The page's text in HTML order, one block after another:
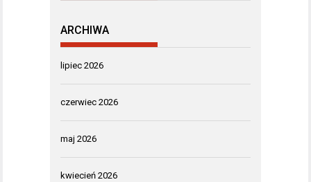
ARCHIWA
lipiec 2026
czerwiec 2026
maj 2026
kwiecień 2026